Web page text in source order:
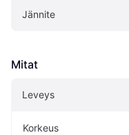
Jännite
Mitat
Leveys
Korkeus